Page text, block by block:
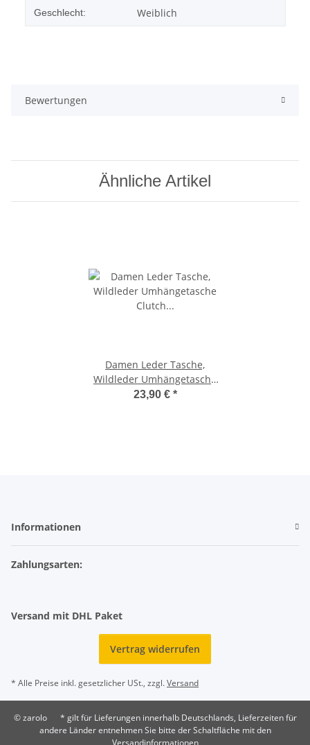
Geschlecht: Weiblich
Bewertungen
Ähnliche Artikel
Damen Leder Tasche,
Wildleder Umhängetasche
Clutch ,Schultertasche klein
23,90 € *
Informationen
Zahlungsarten:
Versand mit DHL Paket
Vertrag widerrufen
* Alle Preise inkl. gesetzlicher USt., zzgl.Versand
© zarolo
* gilt für Lieferungen innerhalb Deutschlands, Lieferzeiten für
andere Länder entnehmen Sie bitte der Schaltfläche mit den